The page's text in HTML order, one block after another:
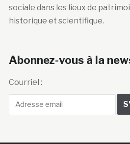
sociale dans les lieux de
historique et scientifique.
Abonnez-vous à la
Courriel :